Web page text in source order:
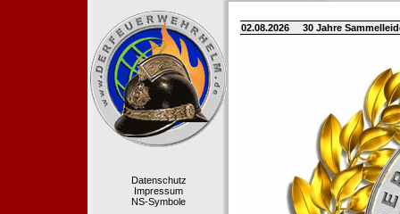
Datenschutz
Impressum
NS-Symbole
02.08.2026 30 Jahre